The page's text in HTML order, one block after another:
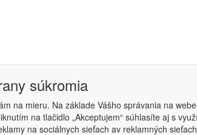
Nastavenie súkromia
súkromia
na mieru. Na základe Vášho správania na
na tlačidlo „Akceptujem“ súhlasíte aj s
na sociálnych sieťach av reklamných